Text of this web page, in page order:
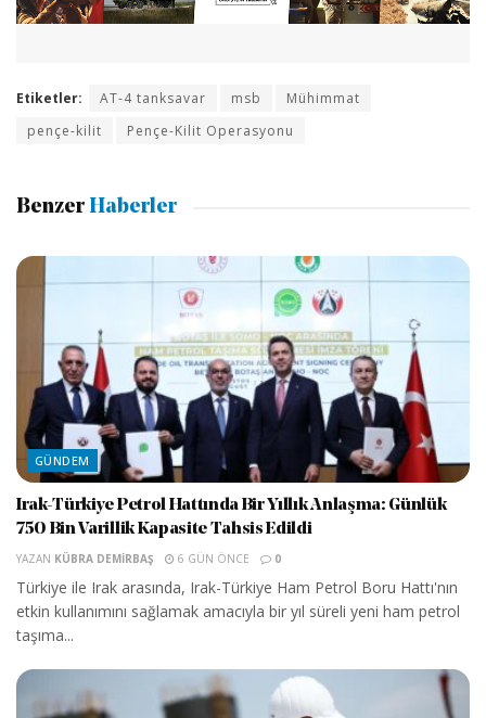
Etiketler: AT-4 tanksavar msb
Mühimmat
pençe-kilit
Pençe-Kilit Operasyonu
Benzer Haberler
GÜNDEM
Irak-Türkiye Petrol Hattında Bir Yıllık Anlaşma: Günlük
750 Bin Varillik Kapasite Tahsis Edildi
YAZAN KÜBRA DEMIRBAŞ 6 GÜN ÖNCE 0
Türkiye ile Irak arasında, Irak-Türkiye Ham Petrol Boru Hattı'nın
etkin kullanımını sağlamak amacıyla bir yıl süreli yeni ham petrol
taşıma...